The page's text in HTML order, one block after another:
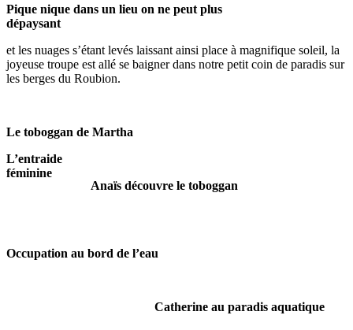
Pique nique dans un lieu on ne peut plus
dépaysant
et les nuages s’étant levés laissant ainsi place à magnifique soleil, la
joyeuse troupe est allé se baigner dans notre petit coin de paradis sur
les berges du Roubion.
Le toboggan de Martha
Anaïs découvre le toboggan
L’entraide
féminine
Occupation au bord de l’eau
Catherine au paradis aquatique